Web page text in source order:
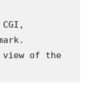
view of the